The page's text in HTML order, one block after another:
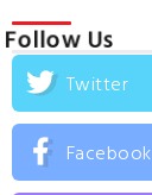
Follow Us
Twitter
Facebook